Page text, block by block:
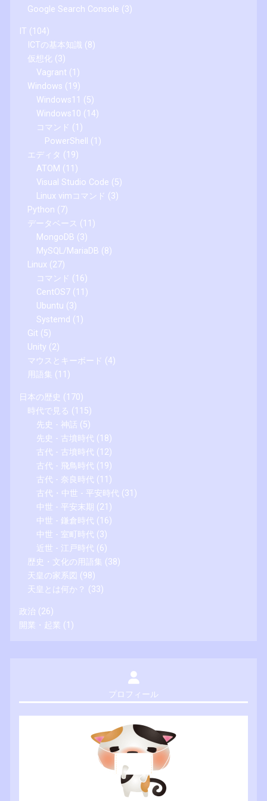
Google Search Console (3)
IT (104)
ICTの基本知識 (8)
仮想化 (3)
Vagrant (1)
Windows (19)
Windows11 (5)
Windows10 (14)
コマンド (1)
PowerShell
(1)
エディタ (19)
ATOM (11)
Visual Studio Code (5)
Linux vimコマンド (3)
Python (7)
データベース (11)
MongoDB (3)
MySQL/MariaDB (8)
Linux (27)
コマンド (16)
CentOS7(11)
Ubuntu (3)
Systemd (1)
Git (5)
Unity (2)
マウスとキーボード (4)
用語集 (11)
日本の歴史 (170)
時代で見る (115)
先史 - 神話 (5)
先史 - 古墳時代 (18)
古代 - 古墳時代 (12)
古代 - 飛鳥時代 (19)
古代 - 奈良時代 (11)
古代・中世 - 平安時代 (31)
中世 - 平安末期 (21)
中世 - 鎌倉時代 (16)
中世 - 室町時代 (3)
近世 - 江戸時代 (6)
歴史・文化の用語集 (38)
天皇の家系図 (98)
天皇とは何か？ (33)
政治 (26)
開業・起業 (1)
プロフィール